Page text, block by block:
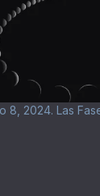
8, 2024. Las